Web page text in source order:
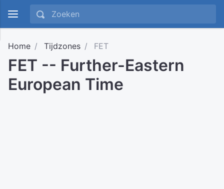
Home Tijdzones FET
FET -- Further-Eastern
European Time